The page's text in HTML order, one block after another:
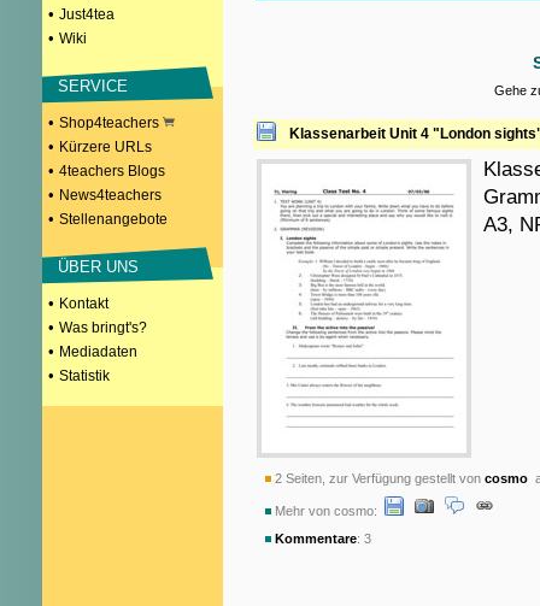
• Just4tea
• Wiki
SERVICE
• Shop4teachers
• Kürzere URLs
• 4teachers Blogs
• News4teachers
• Stellenangebote
ÜBER UNS
• Kontakt
• Was bringt's?
• Mediadaten
• Statistik
Gehe
Klassenarbeit Unit 4 "London
A3,
2 Seiten, zur Verfügung gestellt von cosmo
Mehr von cosmo:
Kommentare: 3